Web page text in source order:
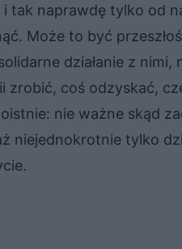
tak naprawdę tylko od
Może to być
działanie z nimi,
coś odzyskać,
nie ważne skąd
niejednokrotnie tylko